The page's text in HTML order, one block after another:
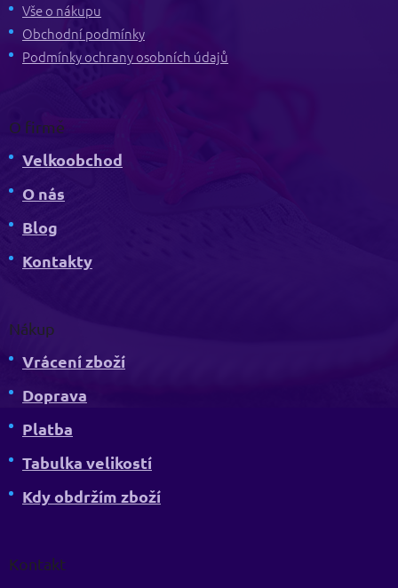
Vše o nákupu
Obchodní podmínky
Podmínky ochrany osobních údajů
O firmě
Velkoobchod
O nás
Blog
Kontakty
Nákup
Vrácení zboží
Doprava
Platba
Tabulka velikostí
Kdy obdržím zboží
Kontakt